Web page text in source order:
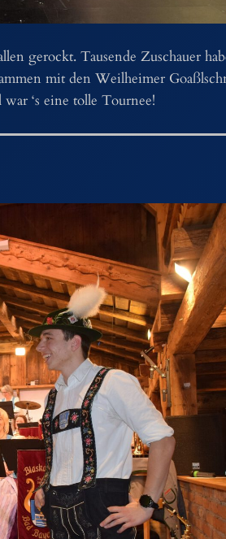
gerockt. Tausende Zuschauer
mit den Weilheimer
‘s eine tolle Tournee!